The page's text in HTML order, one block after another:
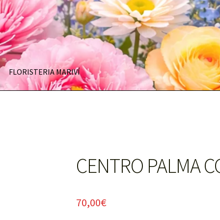
FLORISTERIA MARIVÍ
CENTRO PALMA
70,00€